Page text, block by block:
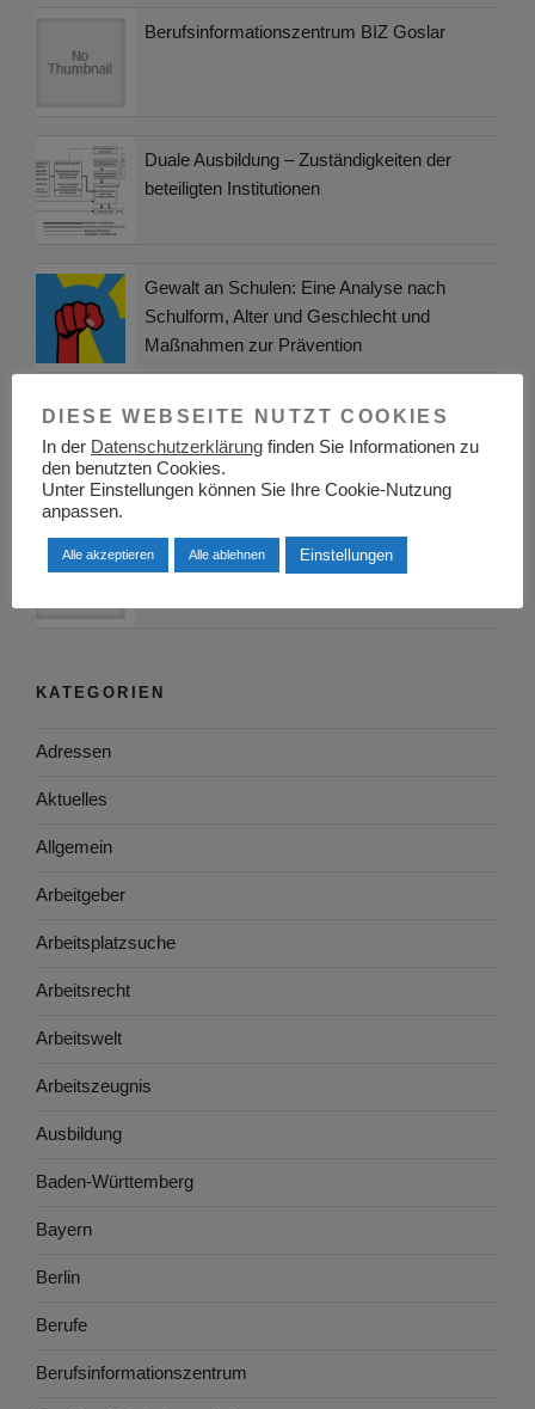
Berufsinformationszentrum BIZ Goslar
Duale Ausbildung – Zuständigkeiten der
beteiligten Institutionen
Gewalt an Schulen: Eine Analyse nach
Schulform, Alter und Geschlecht und
Maßnahmen zur Prävention
Berufsinformationszentrum BIZ Rostock
Berufsinformationszentrum BIZ Leipzig
KATEGORIEN
Adressen
Aktuelles
Allgemein
Arbeitgeber
Arbeitsplatzsuche
Arbeitsrecht
Arbeitswelt
Arbeitszeugnis
Ausbildung
Baden-Württemberg
Bayern
Berlin
Berufe
Berufsinformationszentrum
DIESE WEBSEITE NUTZT COOKIES
In der Datenschutzerklärung finden Sie Informationen zu
den benutzten Cookies.
Unter Einstellungen können Sie Ihre Cookie-Nutzung
anpassen.
Alle akzeptieren Alle ablehnen Einstellungen